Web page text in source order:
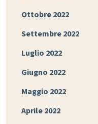
Ottobre 2022
Settembre 2022
Luglio 2022
Giugno 2022
Maggio 2022
Aprile 2022